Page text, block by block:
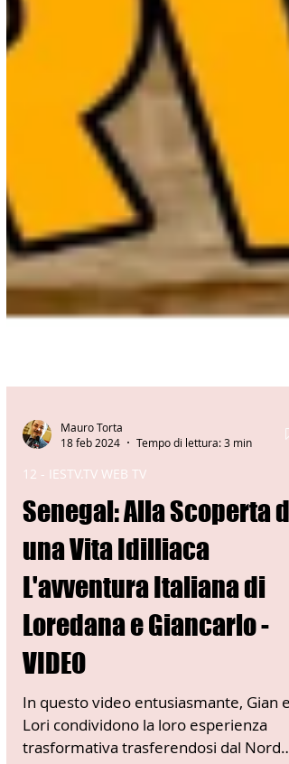
Mauro Torta
12 - IESTV.TV WEB TV
Senegal: Alla Scoperta di
una Vita Idilliaca
L'avventura Italiana di
Loredana e Giancarlo -
VIDEO
In questo video entusiasmante, Gian e